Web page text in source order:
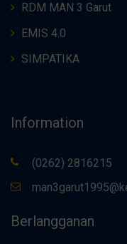
RDM MAN 3 Garut
EMIS 4.0
SIMPATIKA
Information
(0262) 2816215
Berlangganan